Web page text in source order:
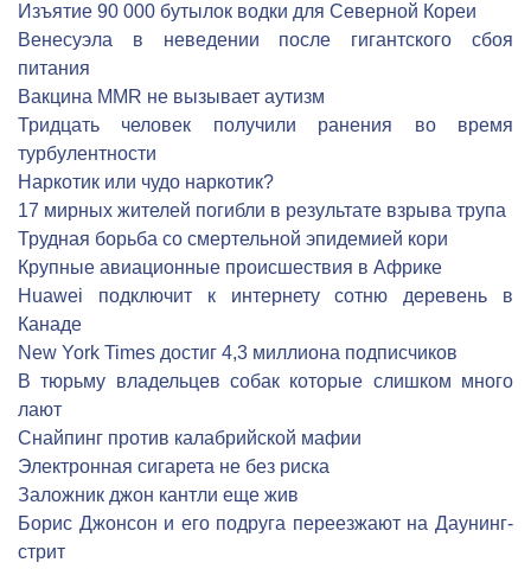
Изъятие 90 000 бутылок водки для Северной Кореи
Венесуэла в неведении после гигантского сбоя
питания
Вакцина MMR не вызывает аутизм
Тридцать человек получили ранения во время
турбулентности
Наркотик или чудо наркотик?
17 мирных жителей погибли в результате взрыва трупа
Трудная борьба со смертельной эпидемией кори
Крупные авиационные происшествия в Африке
Huawei подключит к интернету сотню деревень в
Канаде
New York Times достиг 4,3 миллиона подписчиков
В тюрьму владельцев собак которые слишком много
лают
Снайпинг против калабрийской мафии
Электронная сигарета не без риска
Заложник джон кантли еще жив
Борис Джонсон и его подруга переезжают на Даунинг-
стрит